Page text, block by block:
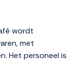
wordt
met
Het personeel is